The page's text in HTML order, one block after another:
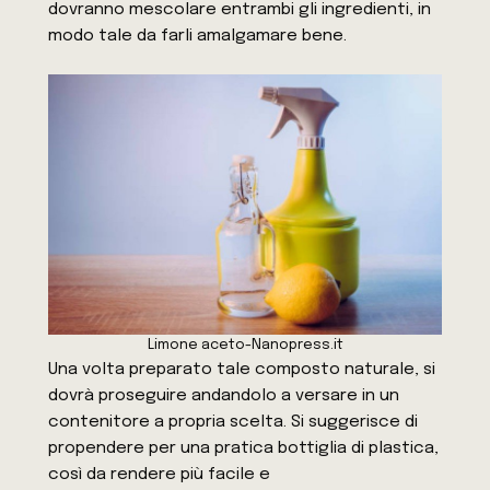
dovranno mescolare entrambi gli ingredienti, in
modo tale da farli amalgamare bene.
Limone aceto-Nanopress.it
Una volta preparato tale composto naturale, si
dovrà proseguire andandolo a versare in un
contenitore a propria scelta. Si suggerisce di
propendere per una pratica bottiglia di plastica,
così da rendere più facile e